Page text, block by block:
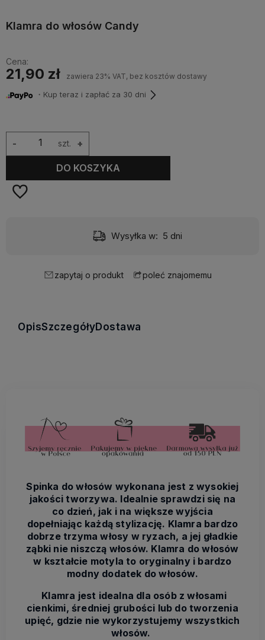
Klamra do włosów Candy
Cena:
21,90 zł zawiera 23% VAT, bez kosztów dostawy
・Kup teraz i zapłać za 30 dni
szt. +
-
DO KOSZYKA
Wysyłka w: 5 dni
zapytaj o produkt poleć znajomemu
OpisSzczegółyDostawa
Spinka do włosów wykonana jest z wysokiej
jakości tworzywa. Idealnie sprawdzi się na
co dzień, jak i na większe wyjścia
dopełniając każdą stylizację. Klamra bardzo
dobrze trzyma włosy w ryzach, a jej gładkie
ząbki nie niszczą włosów. Klamra do włosów
w kształcie motyla to oryginalny i bardzo
modny dodatek do włosów.
Klamra jest idealna dla osób z włosami
cienkimi, średniej grubości lub do tworzenia
upięć, gdzie nie wykorzystujemy wszystkich
włosów.